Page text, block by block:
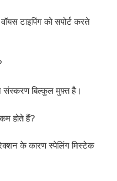
टाइपिंग को सपोर्ट करते
संस्करण बिल्कुल मुफ़्त है।
होते हैं?
के कारण स्पेलिंग मिस्टेक